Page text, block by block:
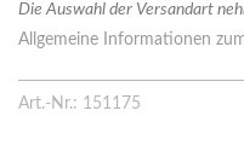
Die Auswahl der Versandart
Allgemeine Informationen
Art.-Nr.: 151175